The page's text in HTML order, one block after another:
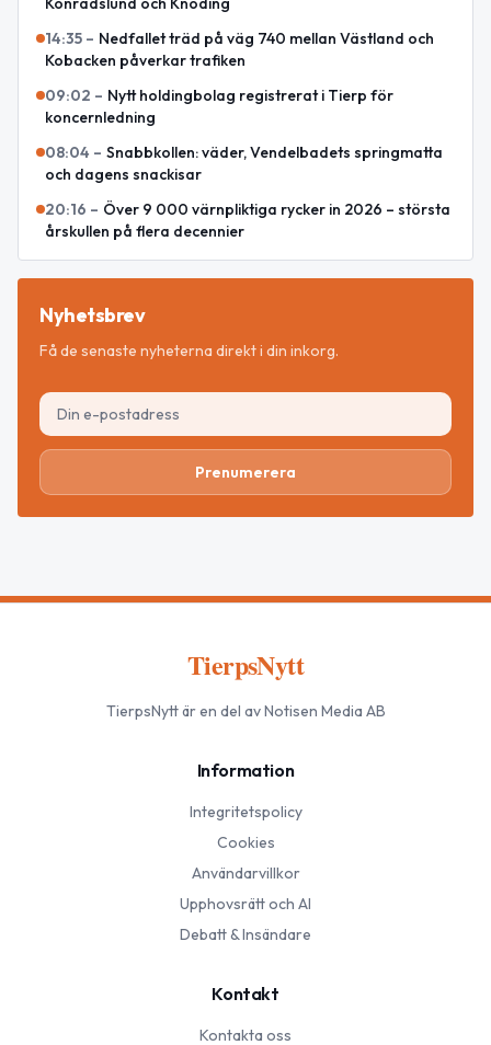
14:35 – Nedfallet träd på väg 740 mellan Västland och
Kobacken påverkar trafiken
09:02 – Nytt holdingbolag registrerat i Tierp för
koncernledning
08:04 – Snabbkollen: väder, Vendelbadets springmatta
och dagens snackisar
20:16 – Över 9 000 värnpliktiga rycker in 2026 – största
årskullen på flera decennier
Nyhetsbrev
Få de senaste nyheterna direkt i din inkorg.
Prenumerera
TierpsNytt
TierpsNyttär en del av Notisen Media AB
Information
Integritetspolicy
Cookies
Användarvillkor
Upphovsrätt och AI
Debatt & Insändare
Kontakt
Kontakta oss